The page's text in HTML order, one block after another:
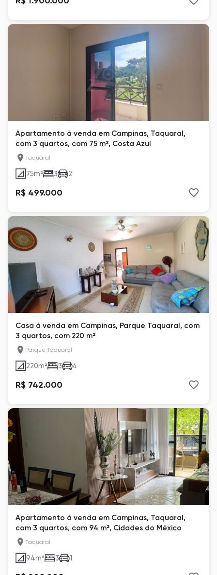
Apartamento à venda em Campinas, Taquaral,
com 3 quartos, com 75 m², Costa Azul
Taquaral
75m² 3 2
R$ 499.000
Casa à venda em Campinas, Parque Taquaral, com
3 quartos, com 220 m²
Parque Taquaral
220m² 3 4
R$ 742.000
Apartamento à venda em Campinas, Taquaral,
com 3 quartos, com 94 m², Cidades do México
Taquaral
94m² 3 1